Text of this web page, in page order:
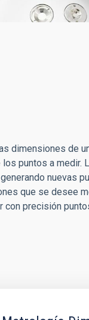
dimensiones de
puntos a medir.
nuevas
que se desee
precisión